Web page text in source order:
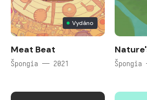
Vydáno
Meat Beat
Špongia — 2021 Špongia